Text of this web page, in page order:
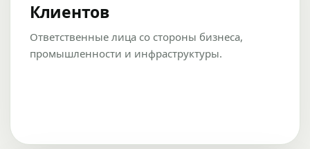
Клиентов
Ответственные лица со стороны бизнеса,
промышленности и инфраструктуры.